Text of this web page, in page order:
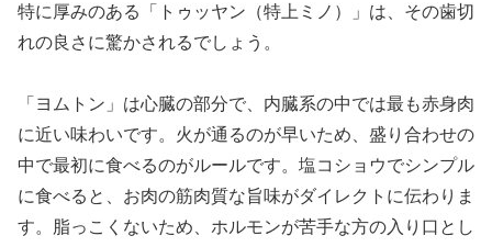
特に厚みのある「トゥッヤン（特上ミノ）」は、その歯切
れの良さに驚かされるでしょう。
「ヨムトン」は心臓の部分で、内臓系の中では最も赤身肉
に近い味わいです。火が通るのが早いため、盛り合わせの
中で最初に食べるのがルールです。塩コショウでシンプル
に食べると、お肉の筋肉質な旨味がダイレクトに伝わりま
す。脂っこくないため、ホルモンが苦手な方の入り口とし